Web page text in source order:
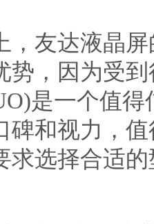
友达液晶屏
势，因为受
是一个值
碑和视力，
求选择合适